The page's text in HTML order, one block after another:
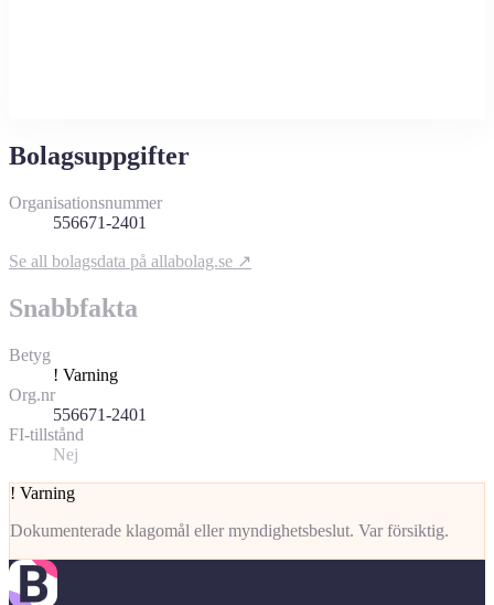
Bolagsuppgifter
Organisationsnummer
556671-2401
Se all bolagsdata på allabolag.se ↗
Snabbfakta
Betyg
! Varning
Org.nr
556671-2401
FI-tillstånd
Nej
! Varning
Dokumenterade klagomål eller myndighetsbeslut. Var försiktig.